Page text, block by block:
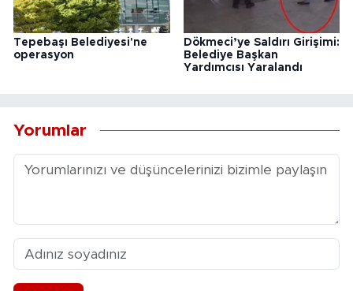
Tepebaşı Belediyesi'ne
operasyon
Dökmeci’ye Saldırı Girişimi:
Belediye Başkan
Yardımcısı Yaralandı
Yorumlar